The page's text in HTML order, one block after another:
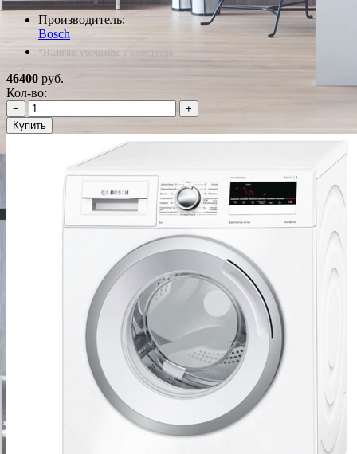
Производитель:
Bosch
*Наличие уточняйте у менеджера
46400 руб.
Кол-во:
−
+
Купить